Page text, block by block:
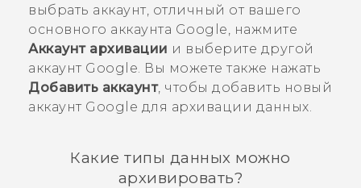
выбрать аккаунт, отличный от вашего
основного аккаунта Google, нажмите
Аккаунт архивации и выберите другой
аккаунт Google. Вы можете также нажать
Добавить аккаунт, чтобы добавить новый
аккаунт Google для архивации данных.
Какие типы данных можно
архивировать?